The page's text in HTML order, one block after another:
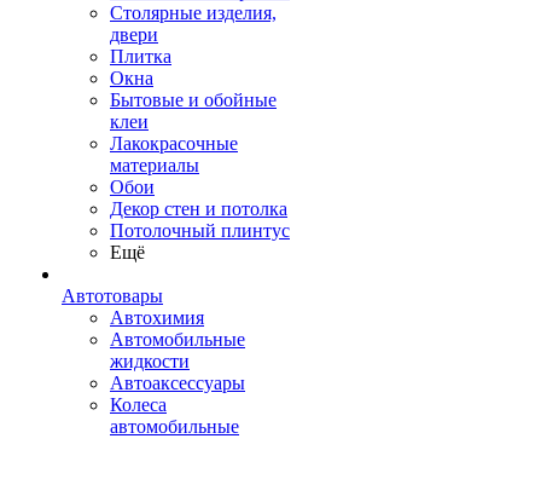
Столярные изделия,
двери
Плитка
Окна
Бытовые и обойные
клеи
Лакокрасочные
материалы
Обои
Декор стен и потолка
Потолочный плинтус
Ещё
Автотовары
Автохимия
Автомобильные
жидкости
Автоаксессуары
Колеса
автомобильные